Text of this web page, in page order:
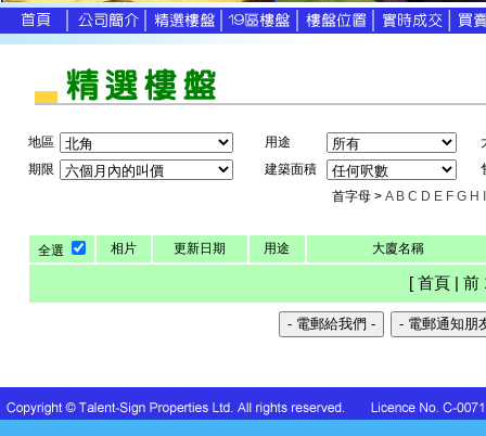
地區 用途
期限
建築面積
首字母 > A B C D E F G H
全選 相片 更新日期 用途 大廈名稱
[ 首頁 | 前